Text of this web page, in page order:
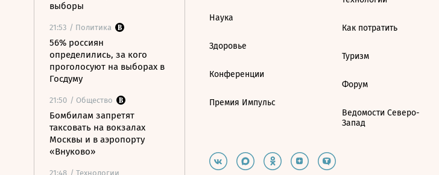
выборы
21:53 / Политика
56% россиян
определились, за кого
проголосуют на выборах в
Госдуму
21:50 / Общество
Бомбилам запретят
таксовать на вокзалах
Москвы и в аэропорту
«Внуково»
21:48 / Технологии
Наука
Здоровье
Конференции
Премия Импульс
Как потратить
Туризм
Форум
Ведомости Северо-
Запад